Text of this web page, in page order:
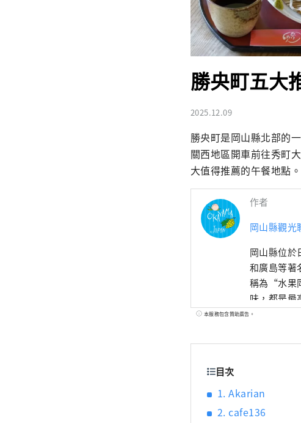
勝央町五大
2025.12.09
勝央町是岡山縣北部的
關西地區開車前往秀町
大值得推薦的午餐地點。
作者
岡山縣觀光
岡山縣位於
和廣島等著
稱為“水果
味，都是最
世界級的旅
本服務包含贊助廣告。
目次
1. Akarian
2. cafe136